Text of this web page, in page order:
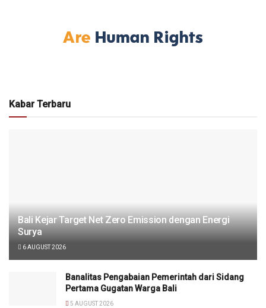
Kabar Terbaru
Bali Kejar Target Net Zero Emission dengan Energi
Surya
6 AUGUST 2026
Banalitas Pengabaian Pemerintah dari Sidang
Pertama Gugatan Warga Bali
5 AUGUST 2026